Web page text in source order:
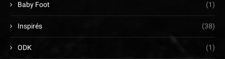
Baby Foot (1)
Inspirés (38)
ODK (1)